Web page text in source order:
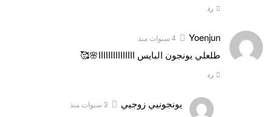
رد
Yoenjun 4 سنوات منذ
طلعلي يونجون البايس ااااااااااااااا🌸🥰
رد
يونجونيي زوجيي 3 سنوات منذ